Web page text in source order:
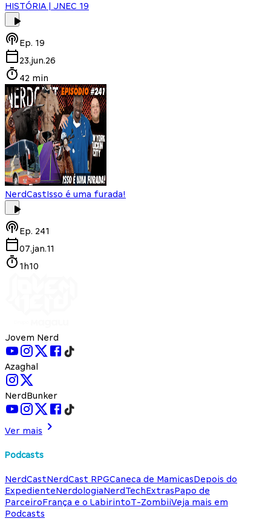
HISTÓRIA | JNEC 19
Ep. 19
23.jun.26
42 min
NerdCastIsso é uma furada!
Ep. 241
07.jan.11
1h10
Jovem Nerd
Azaghal
NerdBunker
Ver mais
Podcasts
NerdCastNerdCast RPGCaneca de MamicasDepois do
ExpedienteNerdologiaNerdTechExtrasPapo de
ParceiroFrança e o LabirintoT-ZombiiVeja mais em
Podcasts